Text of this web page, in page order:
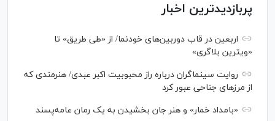
پربازدیدترین اخبار
اربعین در قاب دوربین‌های خودنما/ از «طی طریق» تا
«ویترین بلاگری»
روایت سینماگران درباره راز محبوبیت اکبر عبدی/ هنرمندی که
از مرزهای جناحی عبور کرد
«بامداد خمار» و هنر جان بخشیدن به یک رمان عامه‌پسند